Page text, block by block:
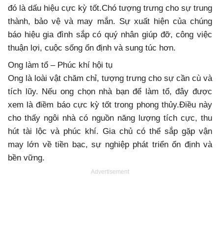
đó là dấu hiệu cực kỳ tốt.Chó tượng trưng cho sự trung
thành, bảo vệ và may mắn. Sự xuất hiện của chúng
báo hiệu gia đình sắp có quý nhân giúp đỡ, công việc
thuận lợi, cuộc sống ổn định và sung túc hơn.
Ong làm tổ – Phúc khí hội tụ
Ong là loài vật chăm chỉ, tượng trưng cho sự cần cù và
tích lũy. Nếu ong chọn nhà bạn để làm tổ, đây được
xem là điềm báo cực kỳ tốt trong phong thủy.Điều này
cho thấy ngôi nhà có nguồn năng lượng tích cực, thu
hút tài lộc và phúc khí. Gia chủ có thể sắp gặp vận
may lớn về tiền bạc, sự nghiệp phát triển ổn định và
bền vững.
Advertisement